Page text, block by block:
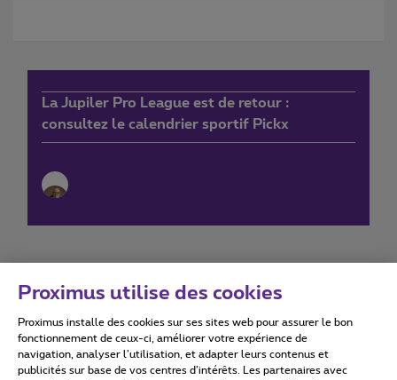
La Jupiler Pro League est de retour :
consultez le calendrier sportif Pickx
Conditions d'utilisation Accessibility statement
Proximus utilise des cookies
Proximus installe des cookies sur ses sites web pour assurer le bon
fonctionnement de ceux-ci, améliorer votre expérience de
navigation, analyser l’utilisation, et adapter leurs contenus et
publicités sur base de vos centres d’intérêts. Les partenaires avec